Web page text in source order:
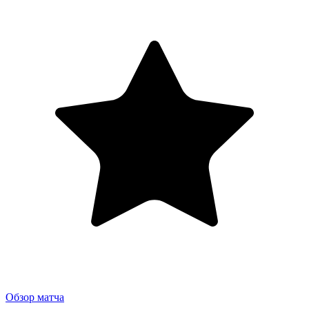
Обзор матча